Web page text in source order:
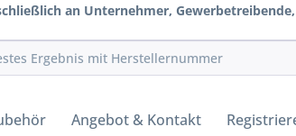
an Unternehmer,
Angebot & Kontakt